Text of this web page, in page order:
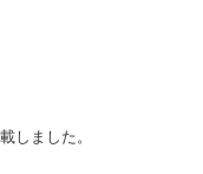
しました。